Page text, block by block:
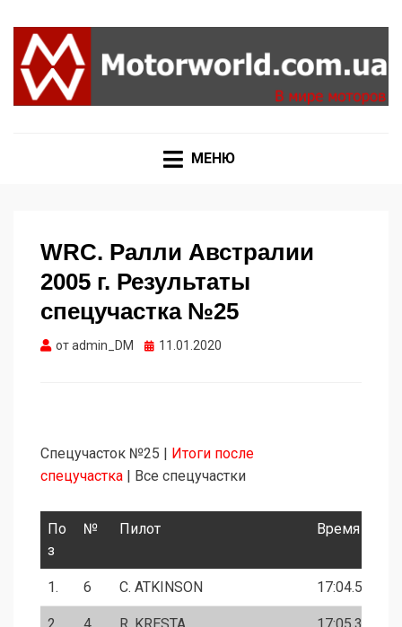
МЕНЮ
WRC. Ралли Австралии
2005 г. Результаты
спецучастка №25
отadmin_DM Опубликовано
11.01.2020
Cпецучасток №25 |
Итоги после
спецучастка | Все спецучастки
По
з
№ Пилот Время
1. 6 C. ATKINSON 17:04.5